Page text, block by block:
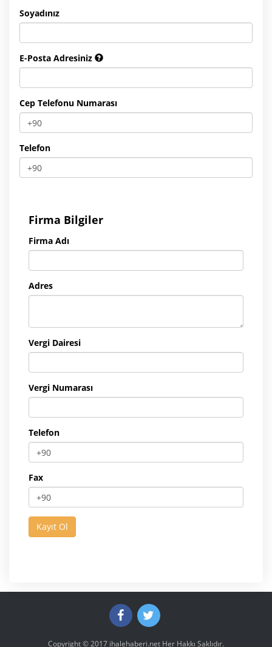
Soyadınız
E-Posta Adresiniz
Cep Telefonu Numarası
Telefon
Firma Bilgiler
Firma Adı
Adres
Vergi Dairesi
Vergi Numarası
Telefon
Fax
Copyright © 2017 ihalehaberi.net Her Hakkı Saklıdır.